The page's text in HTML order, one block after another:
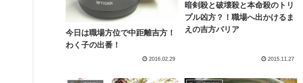
今日は職場方位で中距離吉方！
わく子の出番！
2016.02.29
暗剣殺と破壊殺と本命殺のトリ
プル凶方？！職場へ出かけるま
えの吉方バリア
2015.11.27